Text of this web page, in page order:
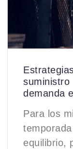
suministro
demanda
Para los
equilibrio,